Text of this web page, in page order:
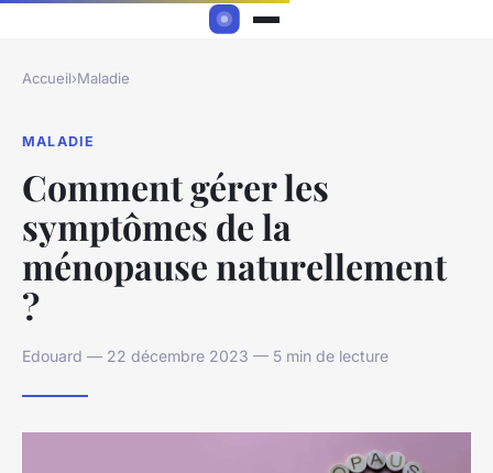
Accueil›Maladie
MALADIE
Comment gérer les
symptômes de la
ménopause naturellement
?
Edouard — 22 décembre 2023 — 5 min de lecture